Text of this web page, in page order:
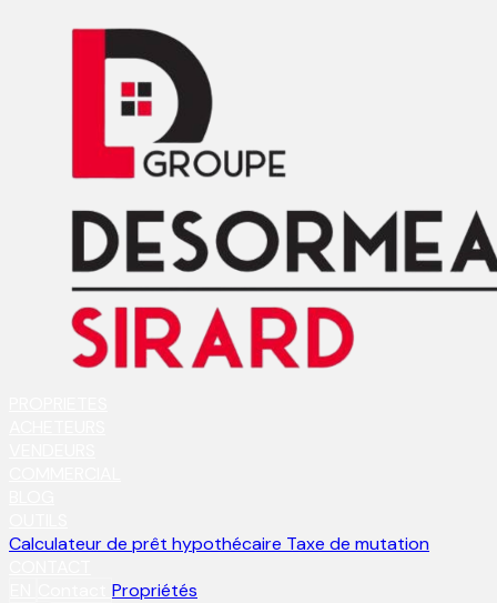
Calculateur de prêt hypothécaire Taxe de mutation
Propriétés